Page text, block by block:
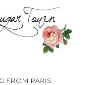
FROM PARIS